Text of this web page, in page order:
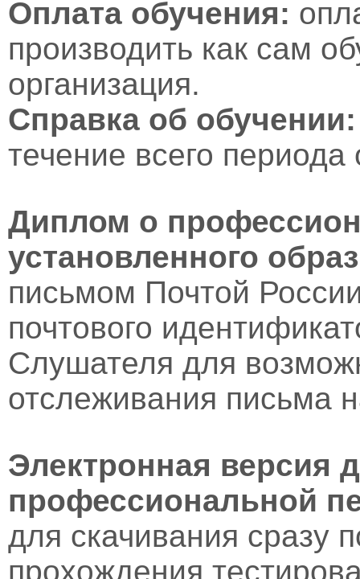
Оплата обучения:
производить как сам
организация.
Справка об обучении:
течение всего периода
Диплом о
установленного
письмом Почтой
почтового
Слушателя для
отслеживания письма
Электронная версия
профессиональной
для скачивания сразу
прохождения